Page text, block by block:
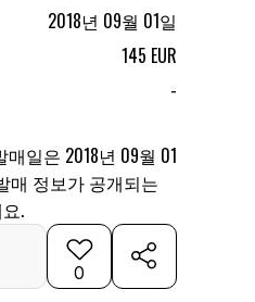
2018년 09월 01일
145 EUR
-
일은 2018년 09월 01
매 정보가 공개되는
.
0